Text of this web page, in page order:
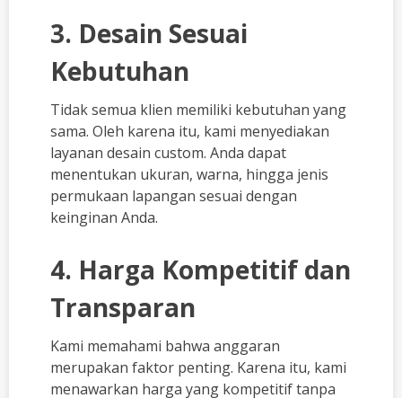
3. Desain Sesuai
Kebutuhan
Tidak semua klien memiliki kebutuhan yang
sama. Oleh karena itu, kami menyediakan
layanan desain custom. Anda dapat
menentukan ukuran, warna, hingga jenis
permukaan lapangan sesuai dengan
keinginan Anda.
4. Harga Kompetitif dan
Transparan
Kami memahami bahwa anggaran
merupakan faktor penting. Karena itu, kami
menawarkan harga yang kompetitif tanpa